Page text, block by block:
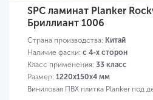
SPC ламинат Planker
Бриллиант 1006
Страна производства: Китай
Наличие фаски: с 4-х сторон
Класс применения: 33 класс
Размер: 1220х150х4 мм
Виниловая ПВХ плитка Planker под